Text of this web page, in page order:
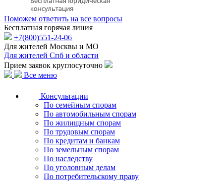
Поможем ответить на все вопросы
Бесплатная горячая линия
+7(800)551-24-06
Для жителей Москвы и МО
Для жителей Спб и области
Прием заявок круглосуточно
Все меню
Консультации
По семейным спорам
По автомобильным спорам
По жилищным спорам
По трудовым спорам
По кредитам и банкам
По земельным спорам
По наследству
По уголовным делам
По потребительскому праву